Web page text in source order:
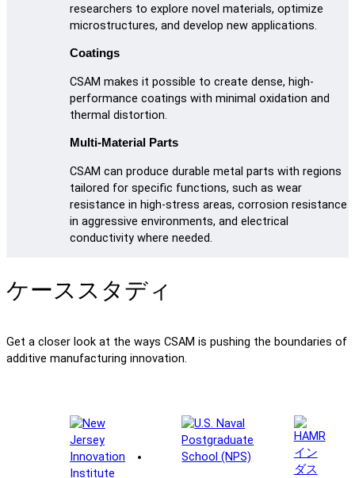
researchers to explore novel materials, optimize
microstructures, and develop new applications.
Coatings
CSAM makes it possible to create dense, high-
performance coatings with minimal oxidation and
thermal distortion.
Multi-Material Parts
CSAM can produce durable metal parts with regions
tailored for specific functions, such as wear
resistance in high-stress areas, corrosion resistance
in aggressive environments, and electrical
conductivity where needed.
ケーススタディ
Get a closer look at the ways CSAM is pushing the boundaries of
additive manufacturing innovation.